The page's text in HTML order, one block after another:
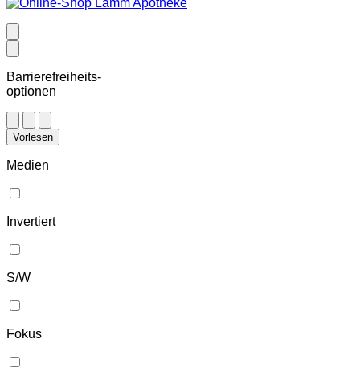
Barrierefreiheits-
optionen
Vorlesen
Medien
Invertiert
S/W
Fokus